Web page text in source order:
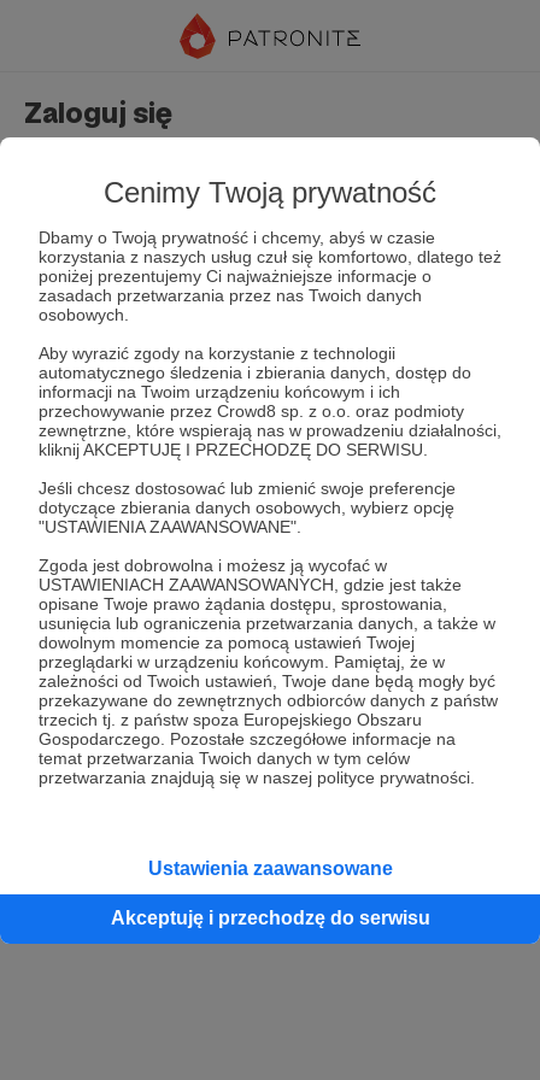
Cenimy Twoją prywatność
Dbamy o Twoją prywatność i chcemy, abyś w czasie
korzystania z naszych usług czuł się komfortowo, dlatego też
poniżej prezentujemy Ci najważniejsze informacje o
zasadach przetwarzania przez nas Twoich danych
osobowych.
Aby wyrazić zgody na korzystanie z technologii
automatycznego śledzenia i zbierania danych, dostęp do
informacji na Twoim urządzeniu końcowym i ich
przechowywanie przez Crowd8 sp. z o.o. oraz podmioty
zewnętrzne, które wspierają nas w prowadzeniu działalności,
kliknij AKCEPTUJĘ I PRZECHODZĘ DO SERWISU.
Jeśli chcesz dostosować lub zmienić swoje preferencje
dotyczące zbierania danych osobowych, wybierz opcję
"USTAWIENIA ZAAWANSOWANE".
Zgoda jest dobrowolna i możesz ją wycofać w
USTAWIENIACH ZAAWANSOWANYCH, gdzie jest także
opisane Twoje prawo żądania dostępu, sprostowania,
usunięcia lub ograniczenia przetwarzania danych, a także w
dowolnym momencie za pomocą ustawień Twojej
przeglądarki w urządzeniu końcowym. Pamiętaj, że w
zależności od Twoich ustawień, Twoje dane będą mogły być
przekazywane do zewnętrznych odbiorców danych z państw
trzecich tj. z państw spoza Europejskiego Obszaru
Gospodarczego. Pozostałe szczegółowe informacje na
temat przetwarzania Twoich danych w tym celów
przetwarzania znajdują się w naszej polityce prywatności.
Ustawienia zaawansowane
Akceptuję i przechodzę do serwisu
Zaloguj się
Zapamiętaj mnie Zapomniałeś hasła?
Zaloguj
lub
Kontynuuj z Google
Kontynuuj z Facebook
Kontynuuj z Apple
konta przez osobę niepełnoletnią” dostępny w regulaminie Patronite.pl